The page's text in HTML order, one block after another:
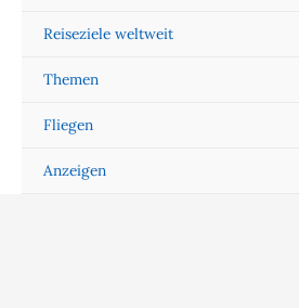
Reiseziele weltweit
Themen
Fliegen
Anzeigen